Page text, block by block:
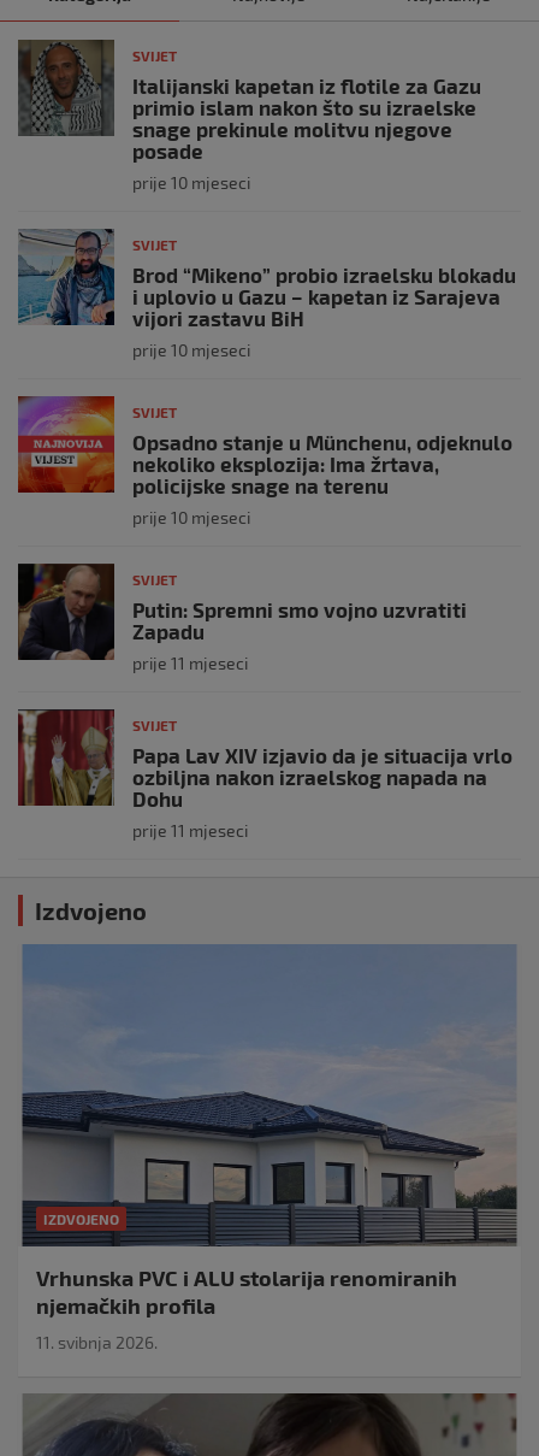
SVIJET
Italijanski kapetan iz flotile za Gazu
primio islam nakon što su izraelske
snage prekinule molitvu njegove
posade
prije 10 mjeseci
SVIJET
Brod “Mikeno” probio izraelsku blokadu
i uplovio u Gazu – kapetan iz Sarajeva
vijori zastavu BiH
prije 10 mjeseci
SVIJET
Opsadno stanje u Münchenu, odjeknulo
nekoliko eksplozija: Ima žrtava,
policijske snage na terenu
prije 10 mjeseci
SVIJET
Putin: Spremni smo vojno uzvratiti
Zapadu
prije 11 mjeseci
SVIJET
Papa Lav XIV izjavio da je situacija vrlo
ozbiljna nakon izraelskog napada na
Dohu
prije 11 mjeseci
Izdvojeno
IZDVOJENO
Vrhunska PVC i ALU stolarija renomiranih
njemačkih profila
11. svibnja 2026.